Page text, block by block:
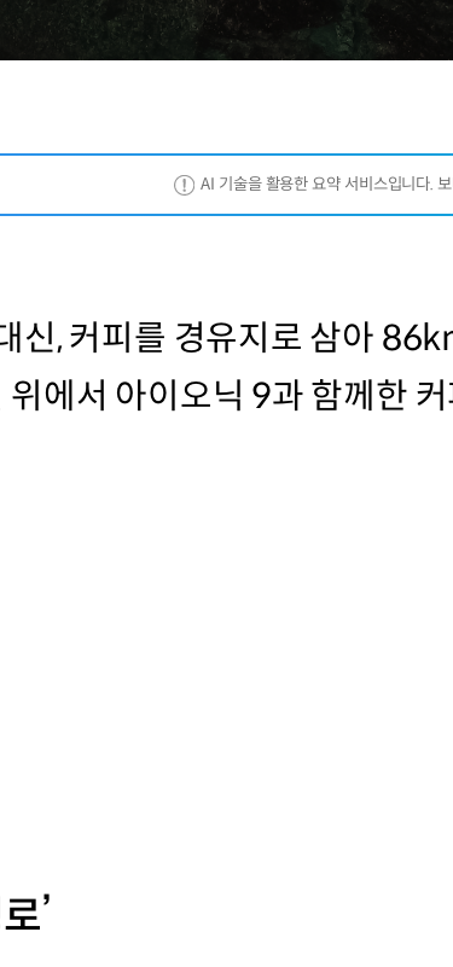
AI 기술을 활용한 요약 서비스입니다.
신, 커피를 경유지로 삼아
에서 아이오닉 9과 함께한
’